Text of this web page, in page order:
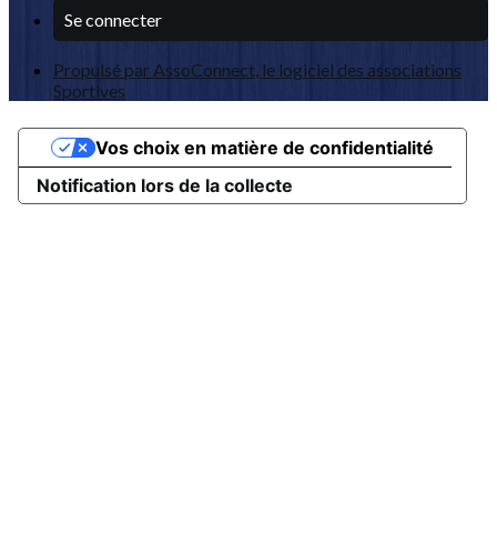
Se connecter
Propulsé par AssoConnect, le logiciel des associations
Sportives
Notification lors de la collecte
Vos choix en matière de confidentialité